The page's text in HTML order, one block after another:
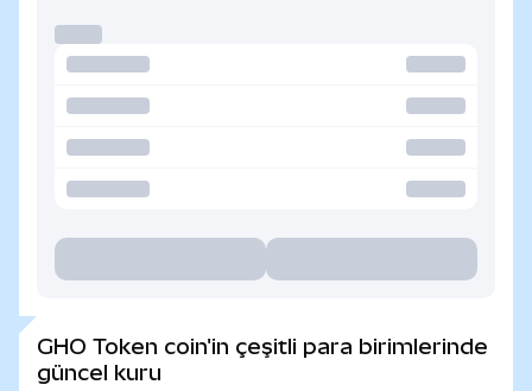
GHO Token coin'in çeşitli para birimlerinde
güncel kuru